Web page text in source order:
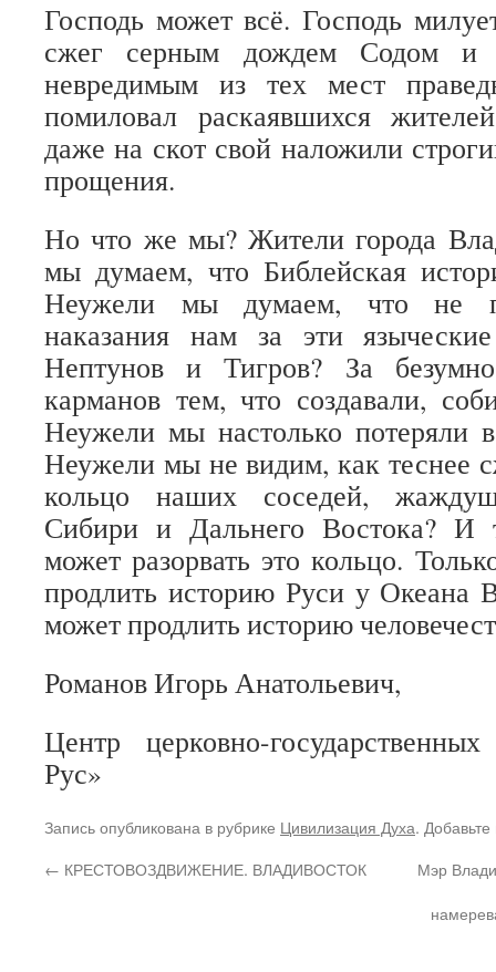
Господь может всё. Господь
сжег серным дождем Содом и
невредимым из тех мест
помиловал раскаявшихся
даже на скот свой наложили
прощения.
Но что же мы? Жители города
мы думаем, что Библейская
Неужели мы думаем, что не
наказания нам за эти
Нептунов и Тигров? За
карманов тем, что создавали,
Неужели мы настолько потеряли
Неужели мы не видим, как теснее
кольцо наших соседей,
Сибири и Дальнего Востока? И
может разорвать это кольцо.
продлить историю Руси у Океана
может продлить историю
Романов Игорь Анатольевич,
Центр церковно-
Рус»
Запись опубликована в рубрике Цивилизация Духа.
← КРЕСТОВОЗДВИЖЕНИЕ. ВЛАДИВОСТОК
Мэр